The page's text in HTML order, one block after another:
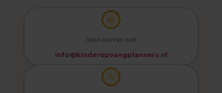
Stuur ons een mail
info@kinderopvangplanners.nl